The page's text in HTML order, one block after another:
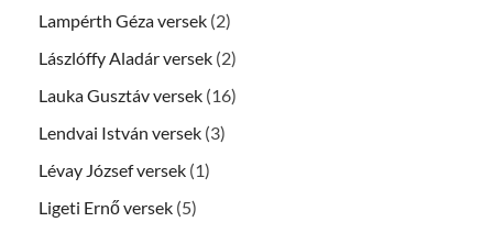
Lampérth Géza versek (2)
Lászlóffy Aladár versek (2)
Lauka Gusztáv versek (16)
Lendvai István versek (3)
Lévay József versek (1)
Ligeti Ernő versek (5)